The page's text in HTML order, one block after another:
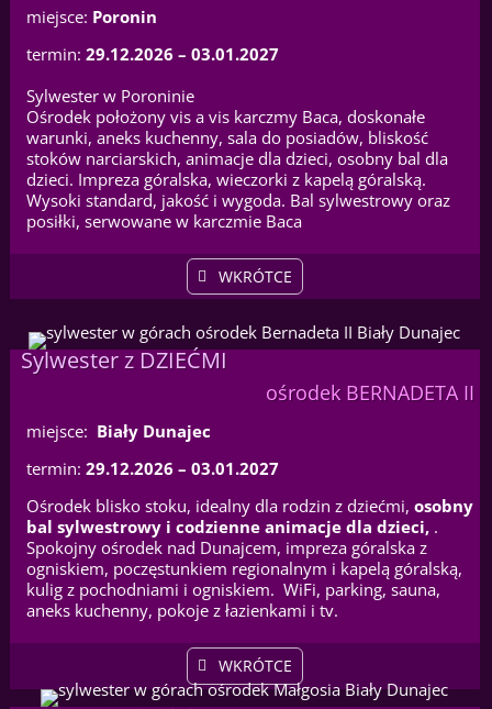
miejsce: Poronin
termin: 29.12.2026 – 03.01.2027
Sylwester w Poroninie
Ośrodek położony vis a vis karczmy Baca, doskonałe
warunki, aneks kuchenny, sala do posiadów, bliskość
stoków narciarskich, animacje dla dzieci, osobny bal dla
dzieci. Impreza góralska, wieczorki z kapelą góralską.
Wysoki standard, jakość i wygoda. Bal sylwestrowy oraz
posiłki, serwowane w karczmie Baca
WKRÓTCE
Sylwester z DZIEĆMI
ośrodek BERNADETA II
miejsce: Biały Dunajec
termin: 29.12.2026 – 03.01.2027
Ośrodek blisko stoku, idealny dla rodzin z dziećmi, osobny
bal sylwestrowy i codzienne animacje dla dzieci,.
Spokojny ośrodek nad Dunajcem, impreza góralska z
ogniskiem, poczęstunkiem regionalnym i kapelą góralską,
kulig z pochodniami i ogniskiem. WiFi, parking, sauna,
aneks kuchenny, pokoje z łazienkami i tv.
WKRÓTCE